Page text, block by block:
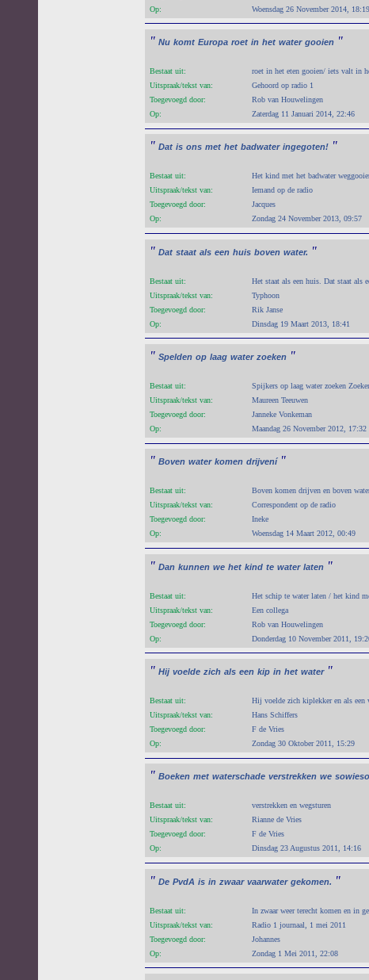
Op:
Woensdag 26 November 2014, 18:19
" Nu komt Europa roet in het water gooien "
Bestaat uit:
roet in het eten gooien/ iets valt in
Uitspraak/tekst van:
Gehoord op radio 1
Toegevoegd door:
Rob van Houwelingen
Op:
Zaterdag 11 Januari 2014, 22:46
" Dat is ons met het badwater ingegoten! "
Bestaat uit:
Het kind met het badwater
Uitspraak/tekst van:
Iemand op de radio
Toegevoegd door:
Jacques
Op:
Zondag 24 November 2013, 09:57
" Dat staat als een huis boven water. "
Bestaat uit:
Het staat als een huis. Dat staat als
Uitspraak/tekst van:
Typhoon
Toegevoegd door:
Rik Janse
Op:
Dinsdag 19 Maart 2013, 18:41
" Spelden op laag water zoeken "
Bestaat uit:
Spijkers op laag water zoeken
Uitspraak/tekst van:
Maureen Teeuwen
Toegevoegd door:
Janneke Vonkeman
Op:
Maandag 26 November 2012, 17:32
" Boven water komen drijvení "
Bestaat uit:
Boven komen drijven en boven
Uitspraak/tekst van:
Correspondent op de radio
Toegevoegd door:
Ineke
Op:
Woensdag 14 Maart 2012, 00:49
" Dan kunnen we het kind te water laten "
Bestaat uit:
Het schip te water laten / het kind
Uitspraak/tekst van:
Een collega
Toegevoegd door:
Rob van Houwelingen
Op:
Donderdag 10 November 2011,
" Hij voelde zich als een kip in het water "
Bestaat uit:
Hij voelde zich kiplekker en als een
Uitspraak/tekst van:
Hans Schiffers
Toegevoegd door:
F de Vries
Op:
Zondag 30 Oktober 2011, 15:29
" Boeken met waterschade verstrekken we sowieso
Bestaat uit:
verstrekken en wegsturen
Uitspraak/tekst van:
Rianne de Vries
Toegevoegd door:
F de Vries
Op:
Dinsdag 23 Augustus 2011, 14:16
" De PvdA is in zwaar vaarwater gekomen. "
Bestaat uit:
In zwaar weer terecht komen en in
Uitspraak/tekst van:
Radio 1 journaal, 1 mei 2011
Toegevoegd door:
Johannes
Op:
Zondag 1 Mei 2011, 22:08